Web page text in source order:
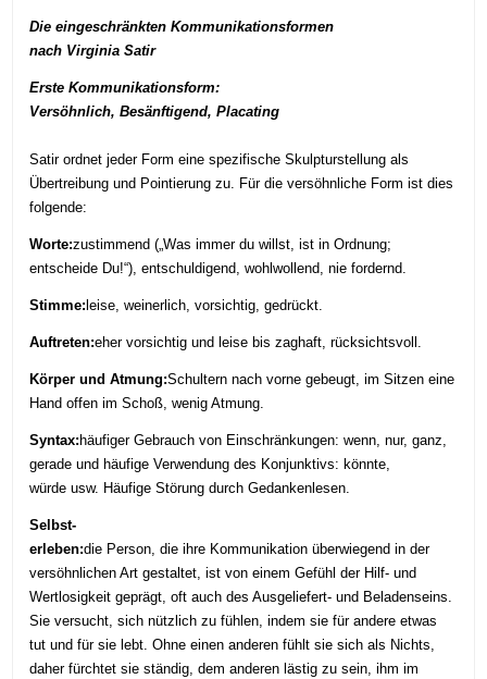
Die eingeschränkten Kommunikationsformen
nach Virginia Satir
Erste Kommunikationsform:
Versöhnlich, Besänftigend, Placating
Satir ordnet jeder Form eine spezifische Skulpturstellung als
Übertreibung und Pointierung zu. Für die versöhnliche Form ist dies
folgende:
Worte:zustimmend („Was immer du willst, ist in Ordnung;
entscheide Du!“), entschuldigend, wohlwollend, nie fordernd.
Stimme: leise, weinerlich, vorsichtig, gedrückt.
Auftreten:eher vorsichtig und leise bis zaghaft, rücksichtsvoll.
Körper und Atmung:Schultern nach vorne gebeugt, im Sitzen eine
Hand offen im Schoß, wenig Atmung.
Syntax: häufiger Gebrauch von Einschränkungen: wenn, nur, ganz,
gerade und häufige Verwendung des Konjunktivs: könnte,
würde usw. Häufige Störung durch Gedankenlesen.
Selbst-
erleben:die Person, die ihre Kommunikation überwiegend in der
versöhnlichen Art gestaltet, ist von einem Gefühl der Hilf- und
Wertlosigkeit geprägt, oft auch des Ausgeliefert- und Beladenseins.
Sie versucht, sich nützlich zu fühlen, indem sie für andere etwas
tut und für sie lebt. Ohne einen anderen fühlt sie sich als Nichts,
daher fürchtet sie ständig, dem anderen lästig zu sein, ihm im